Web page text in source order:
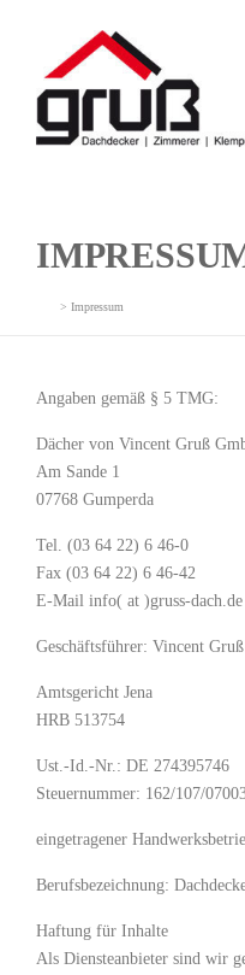
> Impressum
Angaben gemäß § 5 TMG:
Dächer von Vincent Gruß
Am Sande 1
07768 Gumperda
Tel. (03 64 22) 6 46-0
Fax (03 64 22) 6 46-42
E-Mail info( at )gruss-dach.de
Geschäftsführer: Vincent Gruß
Amtsgericht Jena
HRB 513754
Ust.-Id.-Nr.: DE 274395746
Steuernummer: 162/107/
eingetragener
Berufsbezeichnung:
Haftung für Inhalte
Als Diensteanbieter sind wir